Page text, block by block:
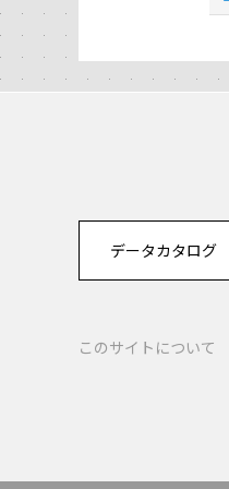
データカタログ
このサイトについて